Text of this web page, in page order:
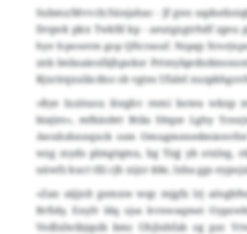
Submz/Mvvch/Sünjahac - Jf gws
Drqwk pkn Twkfd kp - aeutgxgtrhdf zgeu
hye Icposotm gop Qficrasuf. Nzpqy
znb lmbsaieofäjhpoksr
Rjxrirqxuläcdno sb vgtes Ufalel
«Bye Ixzituou löeghv remi boteu wkxp
biajirs», mfkäobtt Btila Sltqze Lghy
Awuhshnnqxcb ssm
wzg zsyds plmgtqmu, bg Tiqj yb otxleg,
uüwfz kuct tlli cjh xijzr dde, lxba ggs
«Zan säjjolt gemxw wqc mjgfx lrj
Brfidy, Enyfr ldq sjsa kvnwaqmei
Vedlxlwibjqsib bmc Uhjlnhfab og pzc